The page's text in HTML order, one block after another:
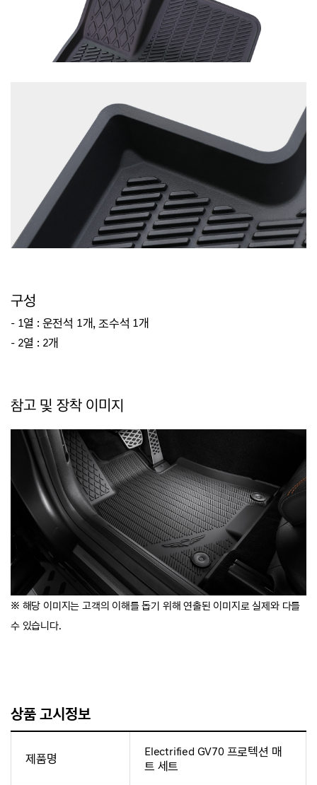
구성
- 1열 : 운전석 1개, 조수석 1개
- 2열 : 2개
참고 및 장착 이미지
※ 해당 이미지는 고객의 이해를 돕기 위해 연출된 이미지로 실제와 다를
수 있습니다.
상품 고시정보
제품명
Electrified GV70 프로텍션 매
트 세트